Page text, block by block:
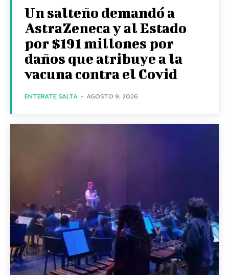
Un salteño demandó a
AstraZeneca y al Estado
por $191 millones por
daños que atribuye a la
vacuna contra el Covid
ENTERATE SALTA - AGOSTO 9, 2026